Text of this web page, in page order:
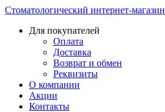
Стоматологический интернет-магазин
Для покупателей
Оплата
Доставка
Возврат и обмен
Реквизиты
О компании
Акции
Контакты